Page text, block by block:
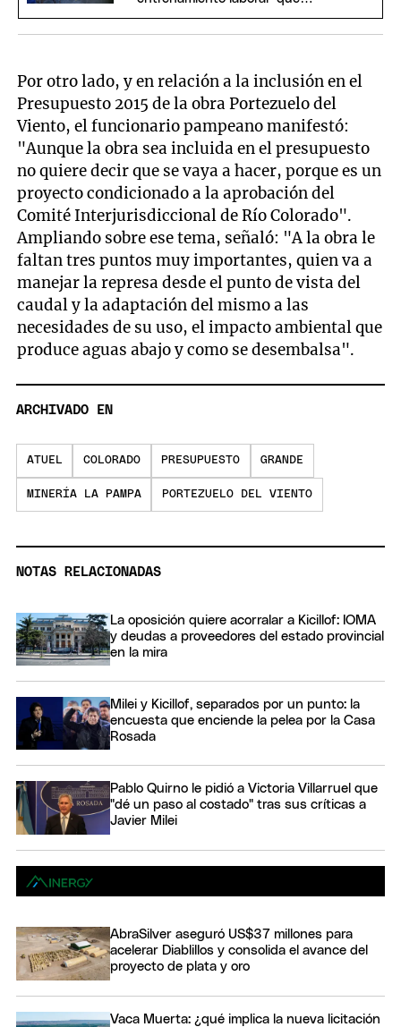
Por otro lado, y en relación a la inclusión en el
Presupuesto 2015 de la obra Portezuelo del
Viento, el funcionario pampeano manifestó:
"Aunque la obra sea incluida en el presupuesto
no quiere decir que se vaya a hacer, porque es un
proyecto condicionado a la aprobación del
Comité Interjurisdiccional de Río Colorado".
Ampliando sobre ese tema, señaló: "A la obra le
faltan tres puntos muy importantes, quien va a
manejar la represa desde el punto de vista del
caudal y la adaptación del mismo a las
necesidades de su uso, el impacto ambiental que
produce aguas abajo y como se desembalsa".
ARCHIVADO EN
ATUEL COLORADO PRESUPUESTO GRANDE
MINERÍA LA PAMPA PORTEZUELO DEL VIENTO
NOTAS RELACIONADAS
La oposición quiere acorralar a Kicillof: IOMA
y deudas a proveedores del estado provincial
en la mira
Milei y Kicillof, separados por un punto: la
encuesta que enciende la pelea por la Casa
Rosada
Pablo Quirno le pidió a Victoria Villarruel que
"dé un paso al costado" tras sus críticas a
Javier Milei
AbraSilver aseguró US$37 millones para
acelerar Diablillos y consolida el avance del
proyecto de plata y oro
Vaca Muerta: ¿qué implica la nueva licitación